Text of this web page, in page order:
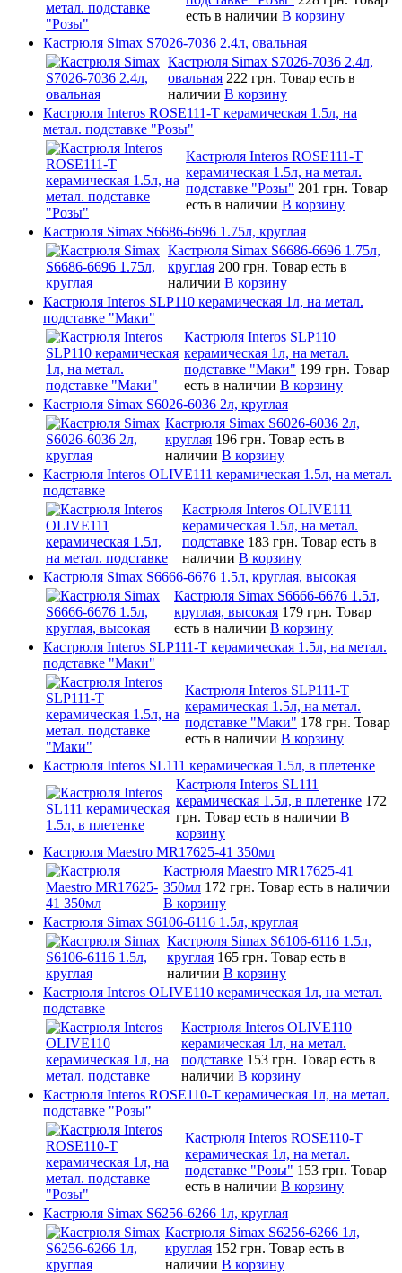
есть в наличии В корзину
Кастрюля Simax S7026-7036 2.4л, овальная
Кастрюля Simax S7026-7036 2.4л,
овальная 222 грн. Товар есть в
наличии В корзину
Кастрюля Interos ROSE111-T керамическая 1.5л, на
метал. подставке "Розы"
Кастрюля Interos ROSE111-T
керамическая 1.5л, на метал.
подставке "Розы" 201 грн. Товар
есть в наличии В корзину
Кастрюля Simax S6686-6696 1.75л, круглая
Кастрюля Simax S6686-6696 1.75л,
круглая 200 грн. Товар есть в
наличии В корзину
Кастрюля Interos SLP110 керамическая 1л, на метал.
подставке "Маки"
Кастрюля Interos SLP110
керамическая 1л, на метал.
подставке "Маки" 199 грн. Товар
есть в наличии В корзину
Кастрюля Simax S6026-6036 2л, круглая
Кастрюля Simax S6026-6036 2л,
круглая 196 грн. Товар есть в
наличии В корзину
Кастрюля Interos OLIVE111 керамическая 1.5л, на метал.
подставке
Кастрюля Interos OLIVE111
керамическая 1.5л, на метал.
подставке 183 грн. Товар есть в
наличии В корзину
Кастрюля Simax S6666-6676 1.5л, круглая, высокая
Кастрюля Simax S6666-6676 1.5л,
круглая, высокая 179 грн. Товар
есть в наличии В корзину
Кастрюля Interos SLP111-T керамическая 1.5л, на метал.
подставке "Маки"
Кастрюля Interos SLP111-T
керамическая 1.5л, на метал.
подставке "Маки" 178 грн. Товар
есть в наличии В корзину
Кастрюля Interos SL111 керамическая 1.5л, в плетенке
Кастрюля Interos SL111
керамическая 1.5л, в плетенке 172
грн. Товар есть в наличии В
корзину
Кастрюля Maestro MR17625-41 350мл
Кастрюля Maestro MR17625-41
350мл 172 грн. Товар есть в наличии
В корзину
Кастрюля Simax S6106-6116 1.5л, круглая
Кастрюля Simax S6106-6116 1.5л,
круглая 165 грн. Товар есть в
наличии В корзину
Кастрюля Interos OLIVE110 керамическая 1л, на метал.
подставке
Кастрюля Interos OLIVE110
керамическая 1л, на метал.
подставке 153 грн. Товар есть в
наличии В корзину
Кастрюля Interos ROSE110-T керамическая 1л, на метал.
подставке "Розы"
Кастрюля Interos ROSE110-T
керамическая 1л, на метал.
подставке "Розы" 153 грн. Товар
есть в наличии В корзину
Кастрюля Simax S6256-6266 1л, круглая
Кастрюля Simax S6256-6266 1л,
круглая 152 грн. Товар есть в
наличии В корзину